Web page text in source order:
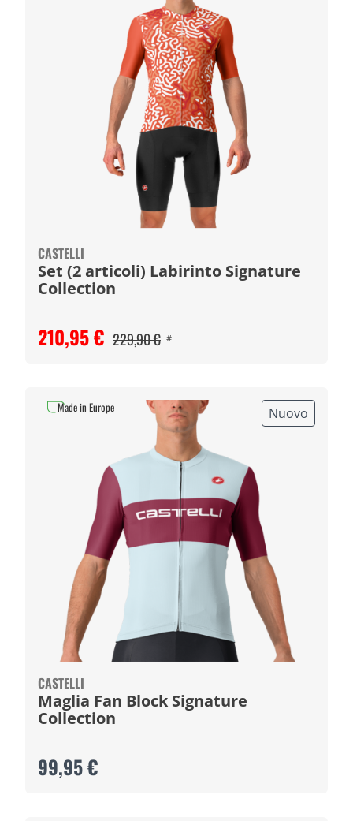
CASTELLI
Set (2 articoli) Labirinto Signature
Collection
210,95 € 229,90 € #
Nuovo
CASTELLI
Maglia Fan Block Signature
Collection
99,95 €
Made in Europe